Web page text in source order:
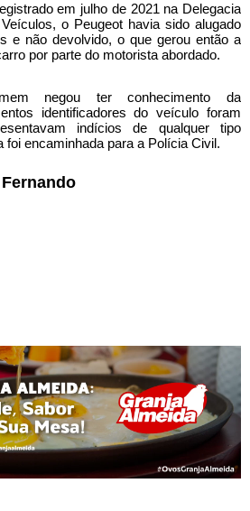
em julho de 2021 na Delegacia
o Peugeot havia sido alugado
e não devolvido, o que gerou então a
por parte do motorista abordado.
negou ter conhecimento da
identificadores do veículo foram
indícios de qualquer tipo
foi encaminhada para a Polícia Civil.